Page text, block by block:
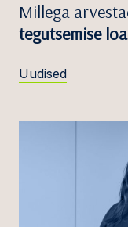
Millega
tegutsemise loa
Uudised